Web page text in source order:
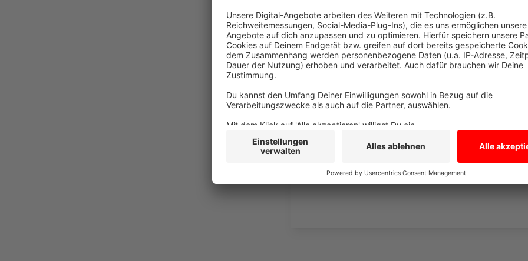
Hier findet Ihr alle Infos und auch wie Ihr an die
Anzeige
MIA feiert 30. Geburtstag im August
Anzeige